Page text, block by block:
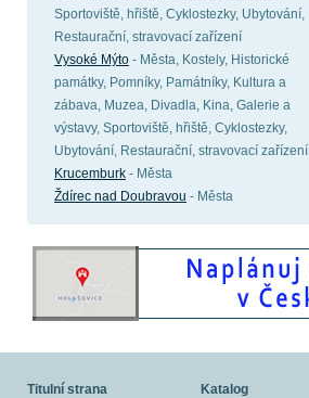
Sportoviště, hřiště, Cyklostezky, Ubytování,
Restaurační, stravovací zařízení
Vysoké Mýto - Města, Kostely, Historické
památky, Pomníky, Památníky, Kultura a
zábava, Muzea, Divadla, Kina, Galerie a
výstavy, Sportoviště, hřiště, Cyklostezky,
Ubytování, Restaurační, stravovací zařízení
Krucemburk - Města
Ždírec nad Doubravou - Města
Titulní strana Katalog